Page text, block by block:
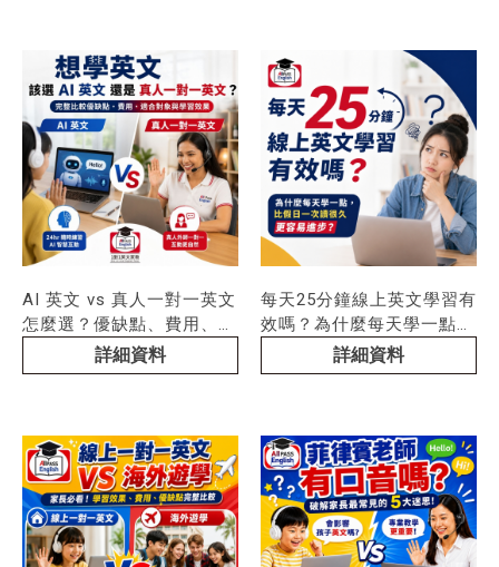
AI 英文 vs 真人一對一英文
怎麼選？優缺點、費用、適
合對象完整比較【2026最
新】
詳細資料
每天25分鐘線上英文學習有
效嗎？為什麼每天學一點，
比假日一次讀很久更容易進
步？【2026最新】
詳細資料